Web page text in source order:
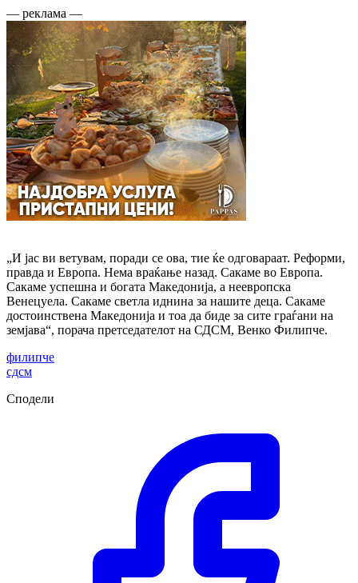
— реклама —
„И јас ви ветувам, поради се ова, тие ќе одговараат. Реформи,
правда и Европа. Нема враќање назад. Сакаме во Европа.
Сакаме успешна и богата Македонија, а неевропска
Венецуела. Сакаме светла иднина за нашите деца. Сакаме
достоинствена Македонија и тоа да биде за сите граѓани на
земјава“, порача претседателот на СДСМ, Венко Филипче.
филипче
сдсм
Сподели